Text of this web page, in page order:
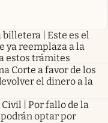
billetera | Este es el
ya reemplaza a la
estos trámites
Corte a favor de los
el dinero a la
| Por fallo de la
optar por